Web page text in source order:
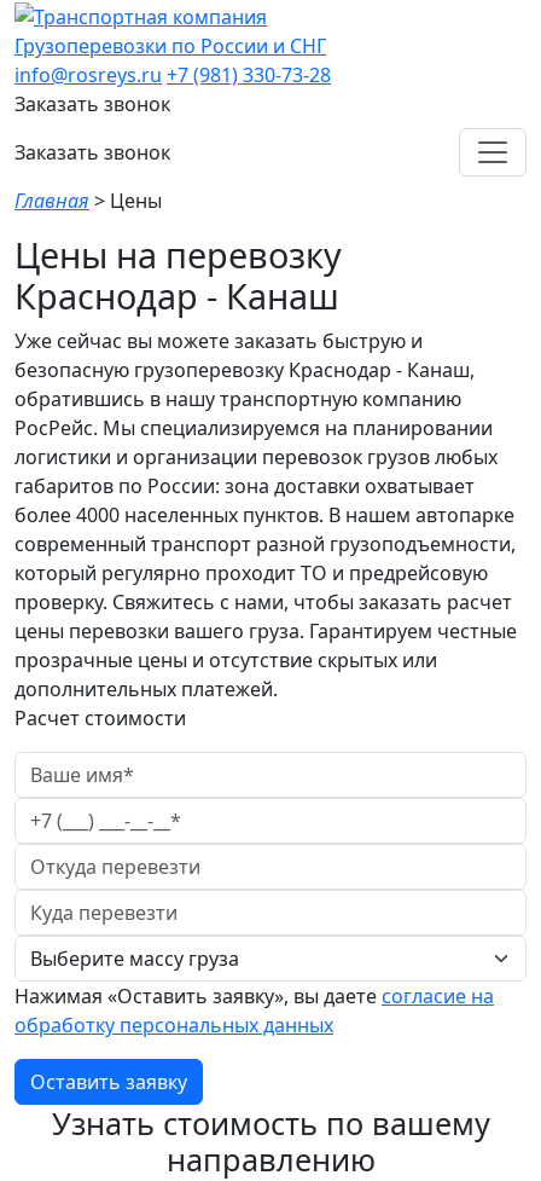
Грузоперевозки по России и СНГ
info@rosreys.ru +7 (981) 330-73-28
Заказать звонок
Заказать звонок
Главная > Цены
Цены на перевозку
Краснодар - Канаш
Уже сейчас вы можете заказать быструю и
безопасную грузоперевозку Краснодар - Канаш,
обратившись в нашу транспортную компанию
РосРейс. Мы специализируемся на планировании
логистики и организации перевозок грузов любых
габаритов по России: зона доставки охватывает
более 4000 населенных пунктов. В нашем автопарке
современный транспорт разной грузоподъемности,
который регулярно проходит ТО и предрейсовую
проверку. Свяжитесь с нами, чтобы заказать расчет
цены перевозки вашего груза. Гарантируем честные
прозрачные цены и отсутствие скрытых или
дополнительных платежей.
Расчет стоимости
Нажимая «Оставить заявку», вы даетесогласие на
обработку персональных данных
Оставить заявку
Узнать стоимость по вашему
направлению